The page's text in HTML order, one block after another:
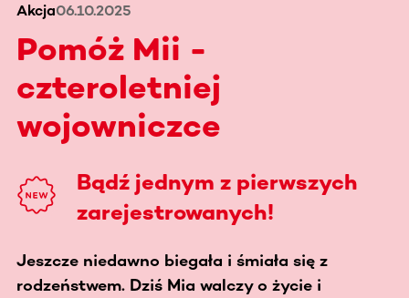
Akcja06.10.2025
Pomóż Mii -
czteroletniej
wojowniczce
Bądź jednym z pierwszych
zarejestrowanych!
Jeszcze niedawno biegała i śmiała się z
rodzeństwem. Dziś Mia walczy o życie i